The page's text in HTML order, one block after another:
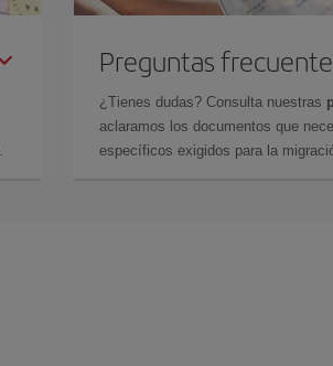
Preguntas
¿Tienes dudas? Consulta nuestras
aclaramos los documentos que
específicos exigidos para la